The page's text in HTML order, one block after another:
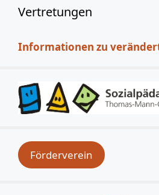
Vertretungen
Informationen zu
Förderverein